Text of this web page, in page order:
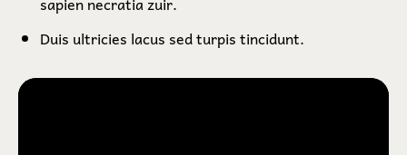
Duis ultricies lacus sed turpis tincidunt.